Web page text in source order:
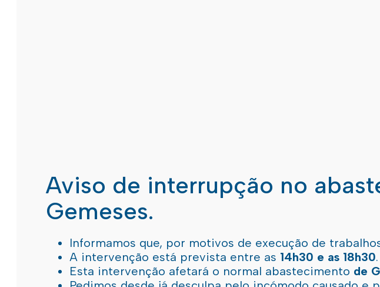
Aviso de interrupção no
Gemeses.
Informamos que, por motivos de execução de
A intervenção está prevista entre as 14h30 e as 18h30.
Esta intervenção afetará o normal abastecimento de